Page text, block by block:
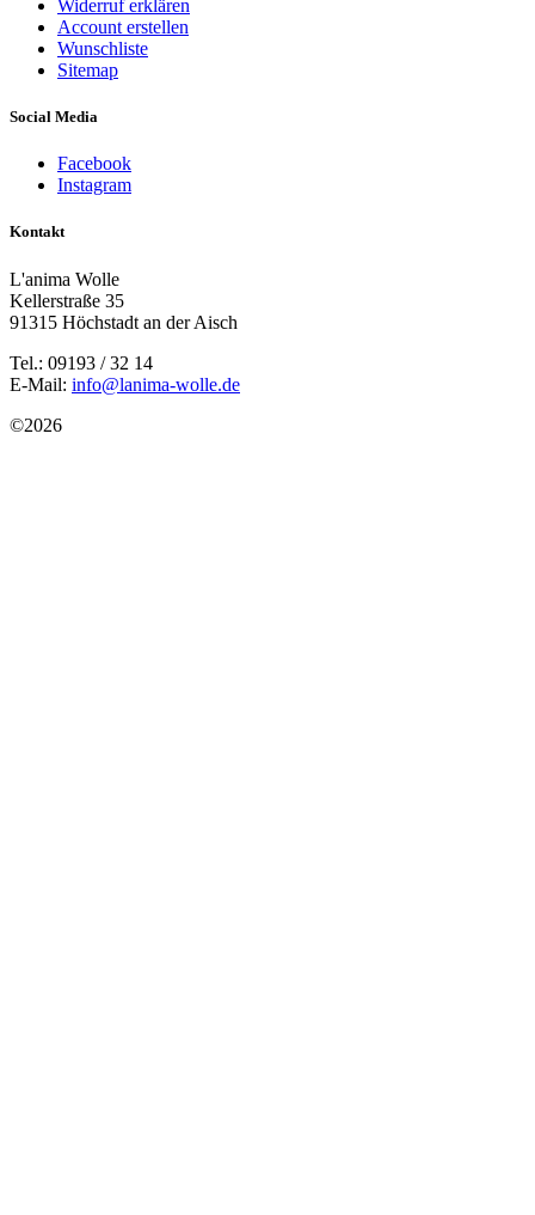
Widerruf erklären
Account erstellen
Wunschliste
Sitemap
Social Media
Facebook
Instagram
Kontakt
L'anima Wolle
Kellerstraße 35
91315 Höchstadt an der Aisch
Tel.: 09193 / 32 14
E-Mail: info@lanima-wolle.de
©2026